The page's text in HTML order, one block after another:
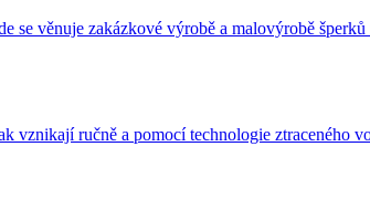
se věnuje zakázkové výrobě a malovýrobě
vznikají ručně a pomocí technologie ztraceného